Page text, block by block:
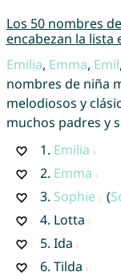
Los 50 nombres
encabezan la lista
Emilia, Emma, Emil,
nombres de niña
melodiosos y
muchos padres y
1. Emilia
2. Emma
3. Sophie (
4. Lotta
5. Ida
6. Tilda